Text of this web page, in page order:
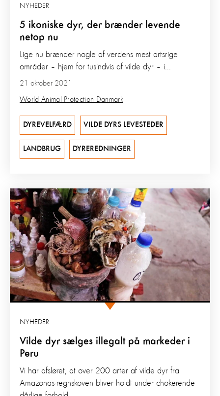
5 ikoniske dyr, der brænder levende
netop nu
NYHEDER
21 oktober 2021
World Animal Protection Danmark
Lige nu brænder nogle af verdens mest artsrige
områder – hjem for tusindvis af vilde dyr – i...
DYREVELFÆRD VILDE DYRS LEVESTEDER
LANDBRUG DYREREDNINGER
Vilde dyr sælges illegalt på markeder i
Peru
NYHEDER
Vi har afsløret, at over 200 arter af vilde dyr fra
Amazonas-regnskoven bliver holdt under chokerende